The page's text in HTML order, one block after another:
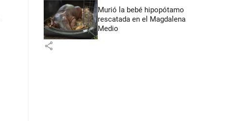
Murió la bebé hipopótamo
rescatada en el Magdalena
Medio
share